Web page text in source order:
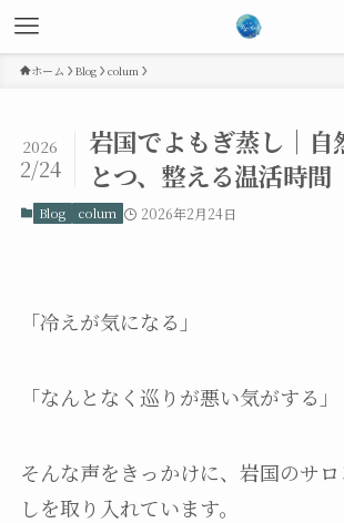
ホーム Blog colum
岩国でよもぎ蒸し｜自
とつ、整える温活時間
2026
2/24
Blog colum 2026年2月24日
「冷えが気になる」
「なんとなく巡りが悪い気がする」
そんな声をきっかけに、岩国のサ
しを取り入れています。